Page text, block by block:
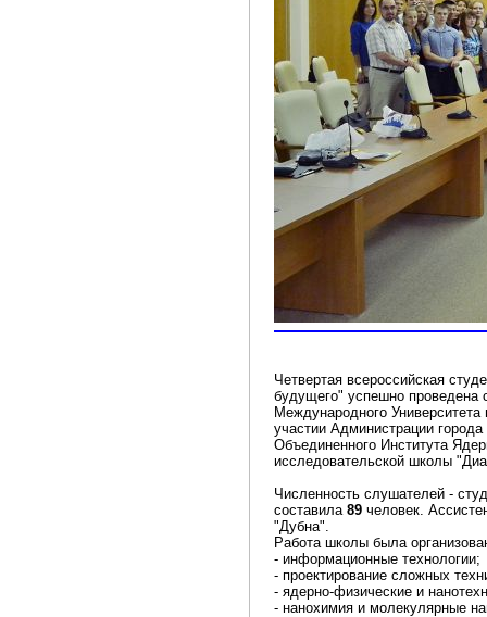
Четвертая всероссийская
будущего" успешно проведена
Международного
участии Администрации
Объединенного Института
исследовательской школы
Численность слушателей -
составила 89 человек.
"Дубна".
Работа школы была
- информационные технологии;
- проектирование сложных
- ядерно-физические и
- нанохимия и молекулярные